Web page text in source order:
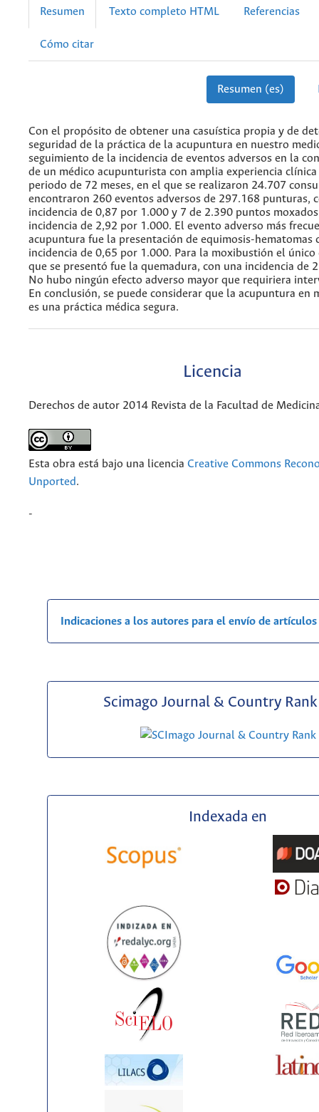
Resumen Texto completo HTML Referencias
Cómo citar
Resumen (es)
Con el propósito de obtener una casuística propia y de
seguridad de la práctica de la acupuntura en nuestro
seguimiento de la incidencia de eventos adversos en la
de un médico acupunturista con amplia experiencia
periodo de 72 meses, en el que se realizaron 24.707
encontraron 260 eventos adversos de 297.168 punturas,
incidencia de 0,87 por 1.000 y 7 de 2.390 puntos
incidencia de 2,92 por 1.000. El evento adverso más
acupuntura fue la presentación de equimosis-hematomas
incidencia de 0,65 por 1.000. Para la moxibustión el único
que se presentó fue la quemadura, con una incidencia de
No hubo ningún efecto adverso mayor que requiriera
En conclusión, se puede considerar que la acupuntura en
es una práctica médica segura.
Licencia
Derechos de autor 2014 Revista de la Facultad de
Esta obra está bajo una licencia Creative Commons
Unported.
-
Indicaciones a los autores para el envío de artículos
Scimago Journal & Country Rank
Indexada en